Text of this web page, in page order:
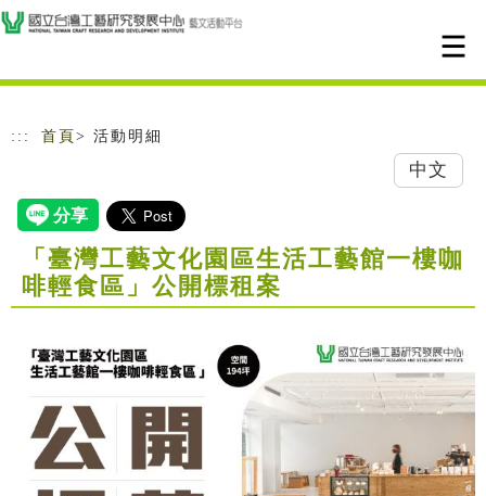
跳到主要內容
網站導覽
::: 首頁 > 活動明細
中文
「臺灣工藝文化園區生活工藝館一樓咖
啡輕食區」公開標租案